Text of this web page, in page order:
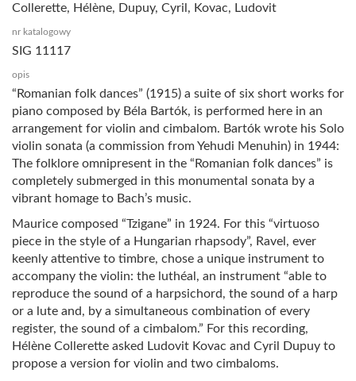
Collerette, Hélène, Dupuy, Cyril, Kovac, Ludovit
nr katalogowy
SIG 11117
opis
“Romanian folk dances” (1915) a suite of six short works for
piano composed by Béla Bartók, is performed here in an
arrangement for violin and cimbalom. Bartók wrote his Solo
violin sonata (a commission from Yehudi Menuhin) in 1944:
The folklore omnipresent in the “Romanian folk dances” is
completely submerged in this monumental sonata by a
vibrant homage to Bach’s music.
Maurice composed “Tzigane” in 1924. For this “virtuoso
piece in the style of a Hungarian rhapsody”, Ravel, ever
keenly attentive to timbre, chose a unique instrument to
accompany the violin: the luthéal, an instrument “able to
reproduce the sound of a harpsichord, the sound of a harp
or a lute and, by a simultaneous combination of every
register, the sound of a cimbalom.” For this recording,
Hélène Collerette asked Ludovit Kovac and Cyril Dupuy to
propose a version for violin and two cimbaloms.